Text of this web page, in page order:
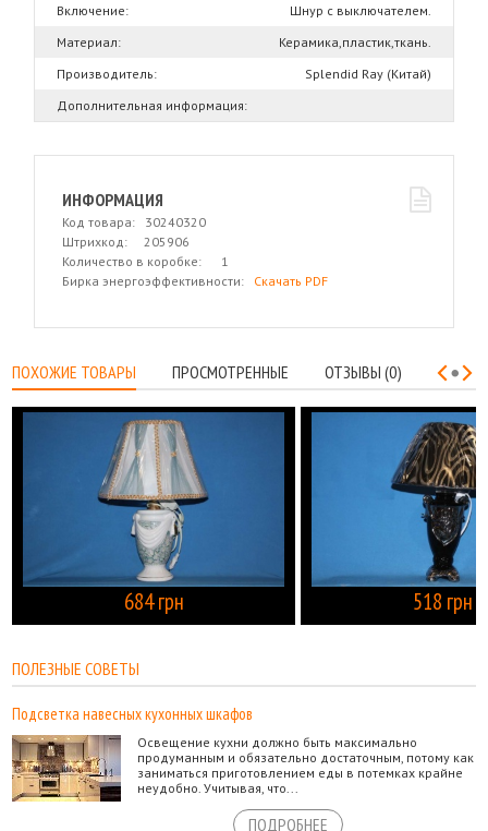
Включение:
Шнур с выключателем.
Материал:
Керамика,пластик,ткань.
Производитель:
Splendid Ray (Китай)
Дополнительная информация:
ИНФОРМАЦИЯ
Код товара: 30240320
Штрихкод: 205906
Количество в коробке: 1
Бирка энергоэффективности: Скачать PDF
ПОХОЖИЕ ТОВАРЫ ПРОСМОТРЕННЫЕ ОТЗЫВЫ (0)
684 грн 518 грн
ПОЛЕЗНЫЕ СОВЕТЫ
Подсветка навесных кухонных шкафов
Освещение кухни должно быть максимально
продуманным и обязательно достаточным, потому как
заниматься приготовлением еды в потемках крайне
неудобно. Учитывая, что...
ПОДРОБНЕЕ